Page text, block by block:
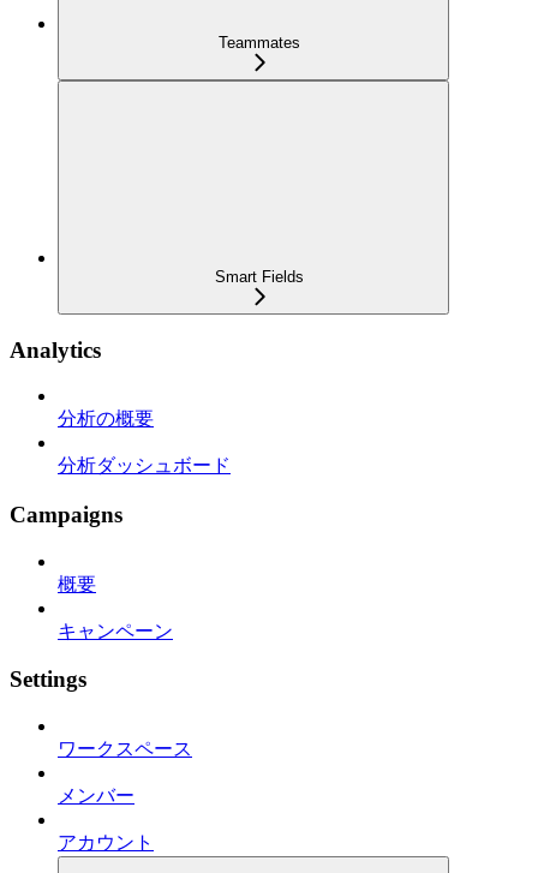
Teammates
Smart Fields
Analytics
分析の概要
分析ダッシュボード
Campaigns
概要
キャンペーン
Settings
ワークスペース
メンバー
アカウント